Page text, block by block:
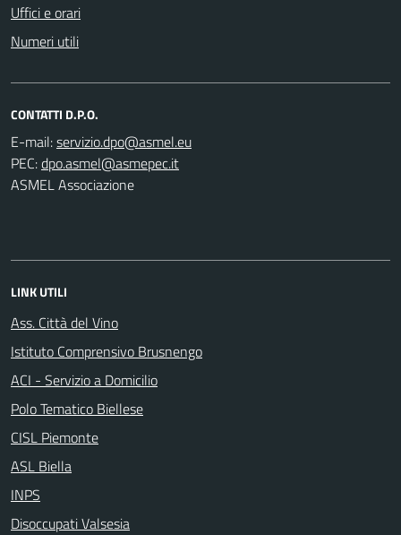
Uffici e orari
Numeri utili
CONTATTI D.P.O.
E-mail:
PEC:
ASMEL Associazione
LINK UTILI
Ass. Città del Vino
Istituto Comprensivo Brusnengo
ACI - Servizio a Domicilio
Polo Tematico Biellese
CISL Piemonte
ASL Biella
INPS
Disoccupati Valsesia